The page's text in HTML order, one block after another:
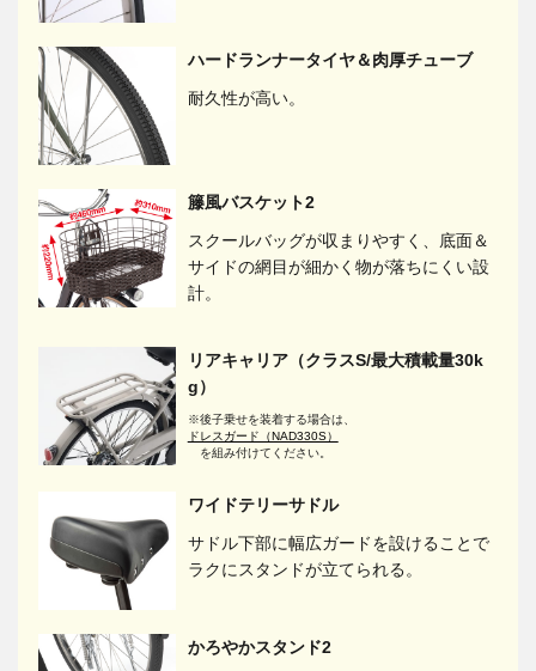
ハードランナータイヤ＆肉厚チューブ
耐久性が高い。
籐風バスケット2
スクールバッグが収まりやすく、底面＆
サイドの網目が細かく物が落ちにくい設
計。
リアキャリア（クラスS/最大積載量30k
g）
※後子乗せを装着する場合は、
ドレスガード（NAD330S）
を組み付けてください。
ワイドテリーサドル
サドル下部に幅広ガードを設けることで
ラクにスタンドが立てられる。
かろやかスタンド2